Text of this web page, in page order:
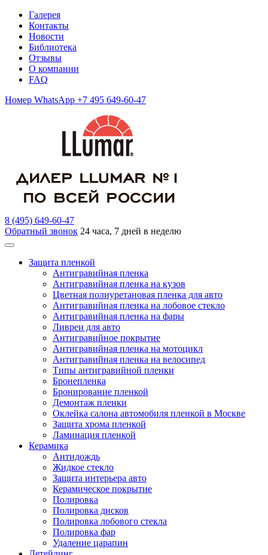
Галерея
Контакты
Новости
Библиотека
Отзывы
О компании
FAQ
Номер WhatsApp +7 495 649-60-47
8 (495) 649-60-47
Обратный звонок 24 часа, 7 дней в неделю
Защита пленкой
Антигравийная пленка
Антигравийная пленка на кузов
Цветная полиуретановая пленка для авто
Антигравийная пленка на лобовое стекло
Антигравийная пленка на фары
Ливреи для авто
Антигравийное покрытие
Антигравийная пленка на мотоцикл
Антигравийная пленка на велосипед
Типы антигравийной пленки
Бронепленка
Бронирование пленкой
Демонтаж пленки
Оклейка салона автомобиля пленкой в Москве
Защита хрома пленкой
Ламинация пленкой
Керамика
Антидождь
Жидкое стекло
Защита интерьера авто
Керамическое покрытие
Полировка
Полировка дисков
Полировка лобового стекла
Полировка фар
Удаление царапин